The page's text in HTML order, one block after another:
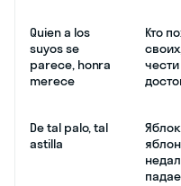
Quien a los
suyos se
parece, honra
merece
Кто
чести
De tal palo, tal
astilla